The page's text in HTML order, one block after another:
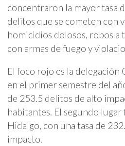
concentraron la mayor tasa
delitos que se cometen con
homicidios dolosos, robos a
con armas de fuego y
El foco rojo es la delegación
en el primer semestre del
de 253.5 delitos de alto
habitantes. El segundo
Hidalgo, con una tasa de
impacto.